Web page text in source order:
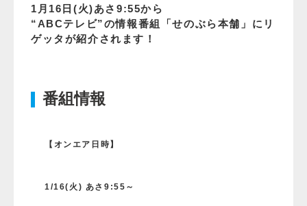
1月16日(火)あさ9:55から
“ABCテレビ”の情報番組「せのぶら本舗」にリ
ゲッタが紹介されます！
番組情報
【オンエア日時】
1/16(火) あさ9:55～